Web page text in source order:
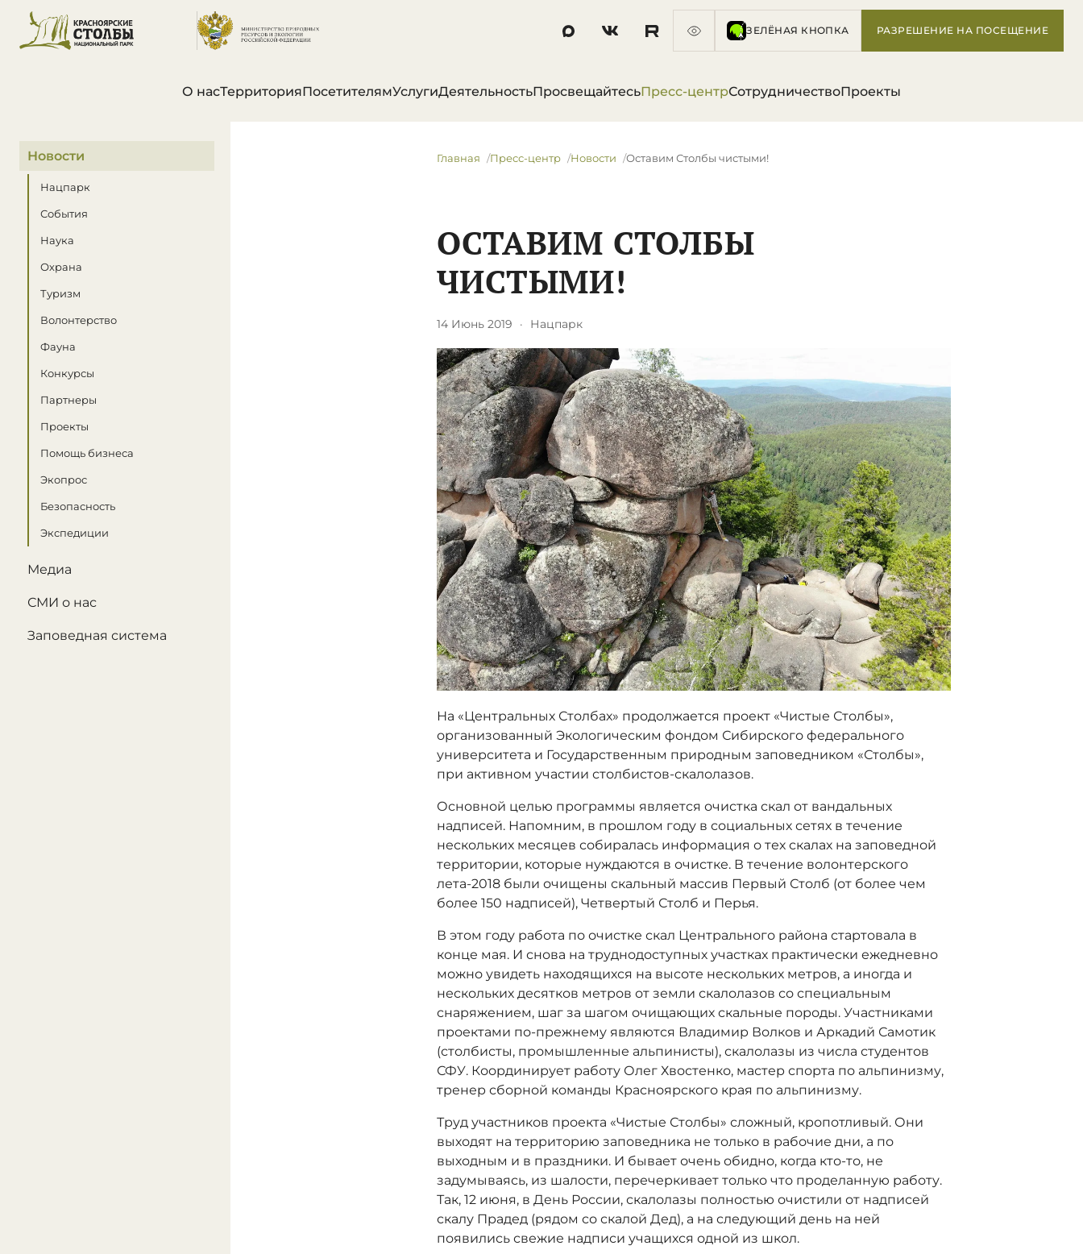
ЗЕЛЁНАЯ КНОПКА РАЗРЕШЕНИЕ НА ПОСЕЩЕНИЕ
О насТерриторияПосетителямУслугиДеятельностьПросвещайтесьПресс-центрСотрудничествоПроекты
В этом разделе
Новости
Нацпарк
События
Наука
Охрана
Туризм
Волонтерство
Фауна
Конкурсы
Партнеры
Проекты
Помощь бизнеса
Экопрос
Безопасность
Экспедиции
Медиа
СМИ о нас
Заповедная система
Главная Пресс-центр Новости ​Оставим Столбы чистыми!
​ОСТАВИМ СТОЛБЫ
ЧИСТЫМИ!
14 Июнь 2019 · Нацпарк
На «Центральных Столбах» продолжается проект «Чистые Столбы»,
организованный Экологическим фондом Сибирского федерального
университета и Государственным природным заповедником «Столбы»,
при активном участии столбистов-скалолазов.
Основной целью программы является очистка скал от вандальных
надписей. Напомним, в прошлом году в социальных сетях в течение
нескольких месяцев собиралась информация о тех скалах на заповедной
территории, которые нуждаются в очистке. В течение волонтерского
лета-2018 были очищены скальный массив Первый Столб (от более чем
более 150 надписей), Четвертый Столб и Перья.
В этом году работа по очистке скал Центрального района стартовала в
конце мая. И снова на труднодоступных участках практически ежедневно
можно увидеть находящихся на высоте нескольких метров, а иногда и
нескольких десятков метров от земли скалолазов со специальным
снаряжением, шаг за шагом очищающих скальные породы. Участниками
проектами по-прежнему являются Владимир Волков и Аркадий Самотик
(столбисты, промышленные альпинисты), скалолазы из числа студентов
СФУ. Координирует работу Олег Хвостенко, мастер спорта по альпинизму,
тренер сборной команды Красноярского края по альпинизму.
Труд участников проекта «Чистые Столбы» сложный, кропотливый. Они
выходят на территорию заповедника не только в рабочие дни, а по
выходным и в праздники. И бывает очень обидно, когда кто-то, не
задумываясь, из шалости, перечеркивает только что проделанную работу.
Так, 12 июня, в День России, скалолазы полностью очистили от надписей
скалу Прадед (рядом со скалой Дед), а на следующий день на ней
появились свежие надписи учащихся одной из школ.